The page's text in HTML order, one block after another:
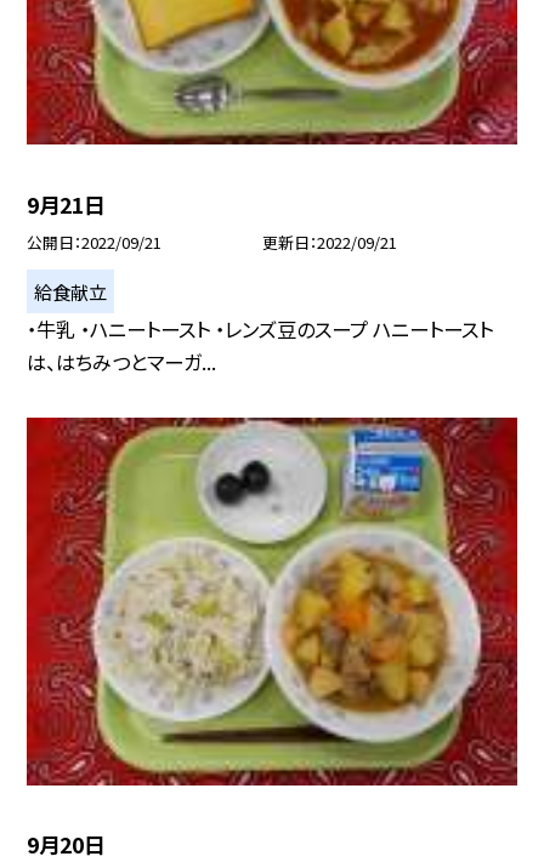
9月21日
公開日 2022/09/21 更新日 2022/09/21
給食献立
・牛乳 ・ハニートースト ・レンズ豆のスープ ハニートースト
は、はちみつとマーガ...
9月20日